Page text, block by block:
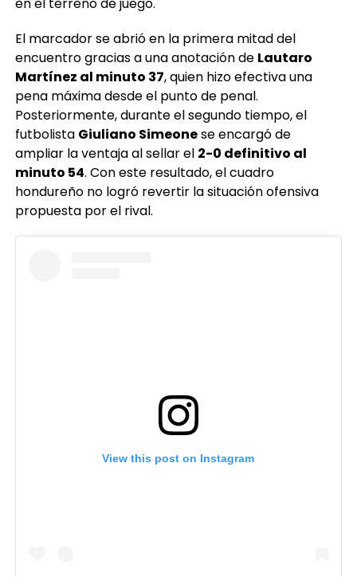
El marcador se abrió en la primera mitad del
encuentro gracias a una anotación de
Lautaro
Martínez al minuto 37, quien hizo efectiva una
pena máxima desde el punto de penal.
Posteriormente, durante el segundo tiempo, el
futbolistaGiuliano Simeone se encargó de
ampliar la ventaja al sellar el2-0 definitivo al
minuto 54. Con este resultado, el cuadro
hondureño no logró revertir la situación ofensiva
propuesta por el rival.
View this post on Instagram